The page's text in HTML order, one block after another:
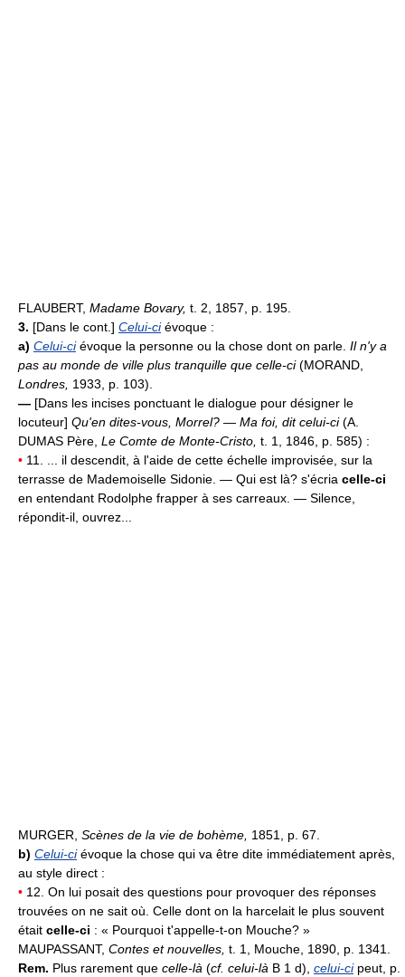
FLAUBERT, Madame Bovary, t. 2, 1857, p. 195.
3. [Dans le cont.] Celui-ciévoque :
a) Celui-ciévoque la personne ou la chose dont on parle. Il n'y a
pas au monde de ville plus tranquille que celle-ci(MORAND,
Londres, 1933, p. 103).
— [Dans les incises ponctuant le dialogue pour désigner le
locuteur] Qu'en dites-vous, Morrel? — Ma foi, dit celui-ci(A.
DUMAS Père, Le Comte de Monte-Cristo, t. 1, 1846, p. 585) :
• 11. ... il descendit, à l'aide de cette échelle improvisée, sur la
terrasse de Mademoiselle Sidonie. — Qui est là? s'écria celle-ci
en entendant Rodolphe frapper à ses carreaux. — Silence,
répondit-il, ouvrez...
MURGER, Scènes de la vie de bohème, 1851, p. 67.
b) Celui-ciévoque la chose qui va être dite immédiatement après,
au style direct :
• 12. On lui posait des questions pour provoquer des réponses
trouvées on ne sait où. Celle dont on la harcelait le plus souvent
était celle-ci : « Pourquoi t'appelle-t-on Mouche? »
MAUPASSANT, Contes et nouvelles, t. 1, Mouche, 1890, p. 1341.
Rem. Plus rarement que celle-là (cf. celui-là B 1 d), celui-ci peut, p.